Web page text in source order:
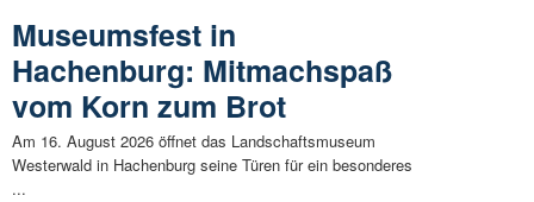
Museumsfest in
Hachenburg: Mitmachspaß
vom Korn zum Brot
Am 16. August 2026 öffnet das Landschaftsmuseum
Westerwald in Hachenburg seine Türen für ein besonderes
...